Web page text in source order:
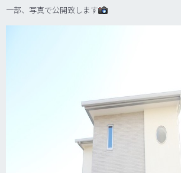
一部、写真で公開致します